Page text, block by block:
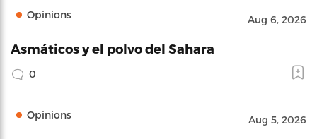
Opinions Aug 6, 2026
Asmáticos y el polvo del Sahara
0
Opinions Aug 5, 2026